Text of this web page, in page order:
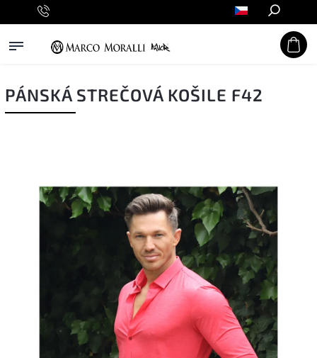
Hledat
PÁNSKÁ STREČOVÁ KOŠILE F42